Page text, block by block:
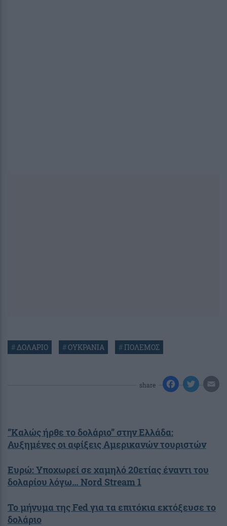
#ΔΟΛΑΡΙΟ #ΟΥΚΡΑΝΙΑ #ΠΟΛΕΜΟΣ
share
“Καλώς ήρθε το δολάριο” στην Ελλάδα:
Αυξημένες οι αφίξεις Αμερικανών τουριστών
Ευρώ: Υποχωρεί σε χαμηλό 20ετίας έναντι του
δολαρίου λόγω… Nord Stream 1
Το μήνυμα της Fed για τα επιτόκια εκτόξευσε το
δολάριο